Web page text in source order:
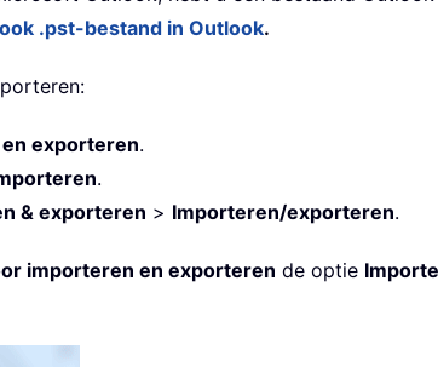
.pst-bestand in Outlook.
exporteren.
.
& exporteren > Importeren/exporteren.
importeren en exporteren de optie